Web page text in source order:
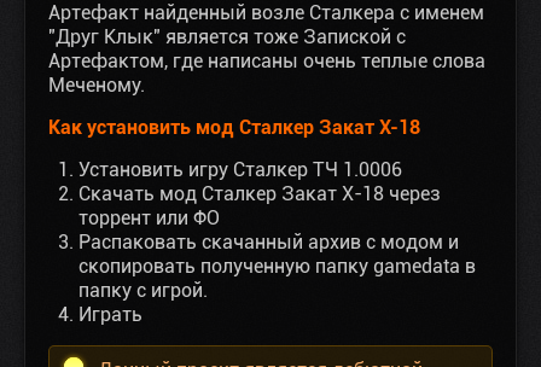
Артефакт найденный возле Сталкера с именем
"Друг Клык" является тоже Запиской с
Артефактом, где написаны очень теплые слова
Меченому.
Как установить мод Сталкер Закат X-18
Установить игру Сталкер ТЧ 1.0006
Скачать мод Сталкер Закат X-18 через
торрент или ФО
Распаковать скачанный архив с модом и
скопировать полученную папку gamedata в
папку с игрой.
Играть